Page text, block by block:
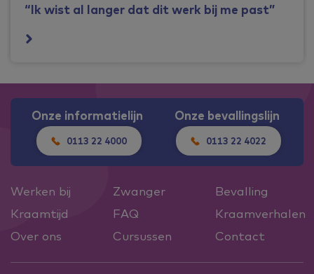
“Ik wist al langer dat dit werk bij me past”
Onze informatielijn
0113 22 4000
Onze bevallingslijn
0113 22 4022
Werken bij Zwanger
Bevalling
Kraamtijd
FAQ
Kraamverhalen
Over ons
Cursussen Contact